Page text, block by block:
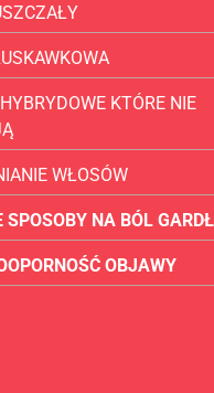
KTÓRE NIE
WŁOSÓW
SPOSOBY NA BÓL
OBJAWY